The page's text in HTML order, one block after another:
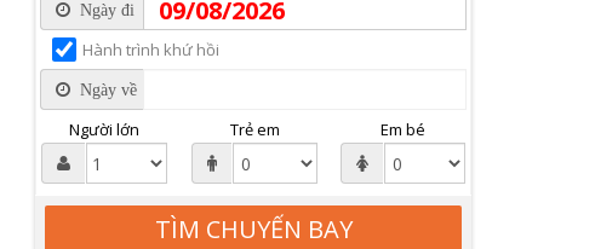
Ngày đi
Hành trình khứ hồi
Ngày về
Người lớn Trẻ em Em bé